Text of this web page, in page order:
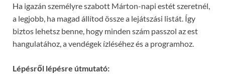
Ha igazán személyre szabott Márton-napi estét szeretnél,
a legjobb, ha magad állítod össze a lejátszási listát. Így
biztos lehetsz benne, hogy minden szám passzol az est
hangulatához, a vendégek ízléséhez és a programhoz.
Lépésről lépésre útmutató: